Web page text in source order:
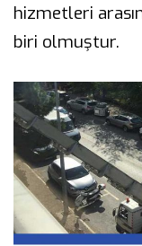
hizmetleri
biri olmuştur.